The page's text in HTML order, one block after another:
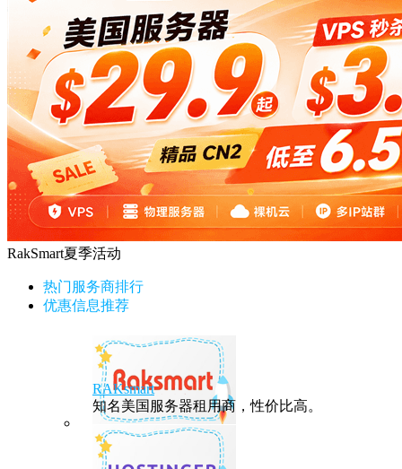
RakSmart夏季活动
热门服务商排行
优惠信息推荐
RAKsmart
知名美国服务器租用商，性价比高。